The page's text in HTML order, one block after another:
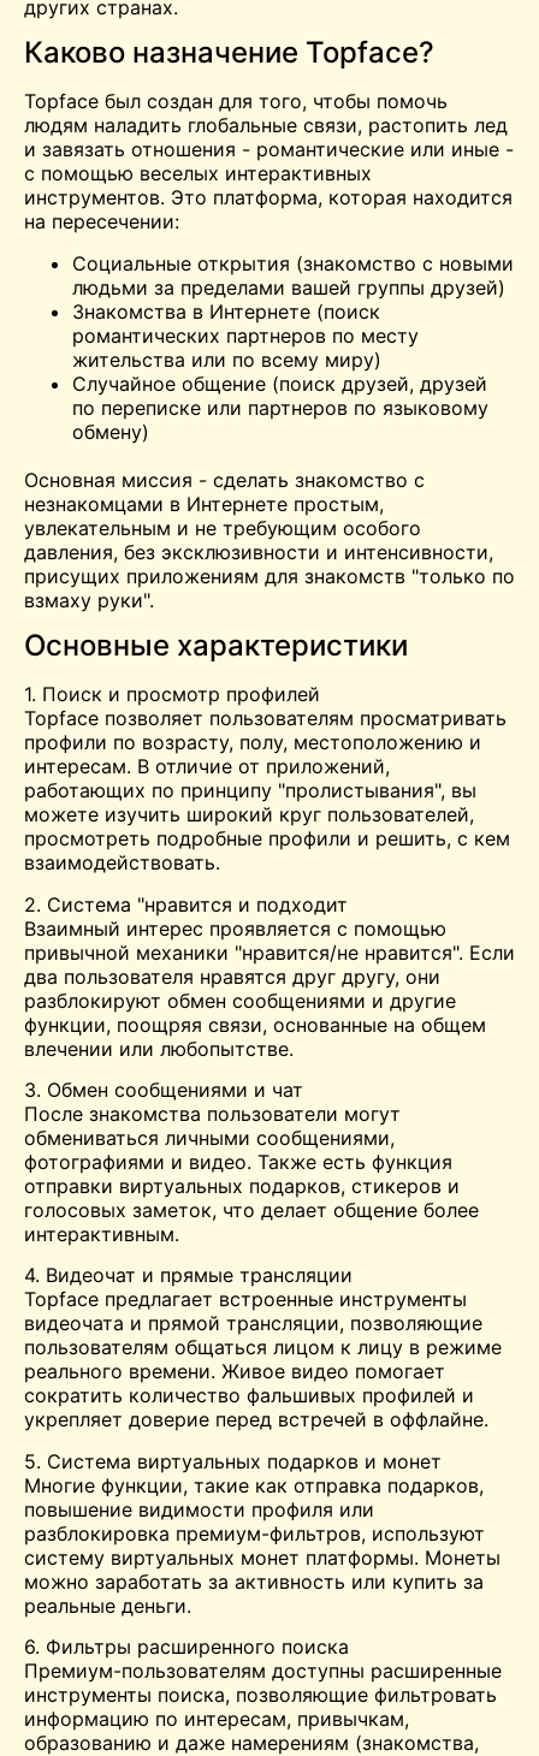
других странах.
Каково назначение Topface?
Topface был создан для того, чтобы помочь
людям наладить глобальные связи, растопить лед
и завязать отношения - романтические или иные -
с помощью веселых интерактивных
инструментов. Это платформа, которая находится
на пересечении:
Социальные открытия (знакомство с новыми
людьми за пределами вашей группы друзей)
Знакомства в Интернете (поиск
романтических партнеров по месту
жительства или по всему миру)
Случайное общение (поиск друзей, друзей
по переписке или партнеров по языковому
обмену)
Основная миссия - сделать знакомство с
незнакомцами в Интернете простым,
увлекательным и не требующим особого
давления, без эксклюзивности и интенсивности,
присущих приложениям для знакомств "только по
взмаху руки".
Основные характеристики
1. Поиск и просмотр профилей
Topface позволяет пользователям просматривать
профили по возрасту, полу, местоположению и
интересам. В отличие от приложений,
работающих по принципу "пролистывания", вы
можете изучить широкий круг пользователей,
просмотреть подробные профили и решить, с кем
взаимодействовать.
2. Система "нравится и подходит
Взаимный интерес проявляется с помощью
привычной механики "нравится/не нравится". Если
два пользователя нравятся друг другу, они
разблокируют обмен сообщениями и другие
функции, поощряя связи, основанные на общем
влечении или любопытстве.
3. Обмен сообщениями и чат
После знакомства пользователи могут
обмениваться личными сообщениями,
фотографиями и видео. Также есть функция
отправки виртуальных подарков, стикеров и
голосовых заметок, что делает общение более
интерактивным.
4. Видеочат и прямые трансляции
Topface предлагает встроенные инструменты
видеочата и прямой трансляции, позволяющие
пользователям общаться лицом к лицу в режиме
реального времени. Живое видео помогает
сократить количество фальшивых профилей и
укрепляет доверие перед встречей в оффлайне.
5. Система виртуальных подарков и монет
Многие функции, такие как отправка подарков,
повышение видимости профиля или
разблокировка премиум-фильтров, используют
систему виртуальных монет платформы. Монеты
можно заработать за активность или купить за
реальные деньги.
6. Фильтры расширенного поиска
Премиум-пользователям доступны расширенные
инструменты поиска, позволяющие фильтровать
информацию по интересам, привычкам,
образованию и даже намерениям (знакомства,